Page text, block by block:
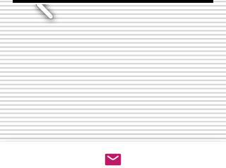
​Takeshi Fujimoto Architects / 藤本武士建築設計事務所